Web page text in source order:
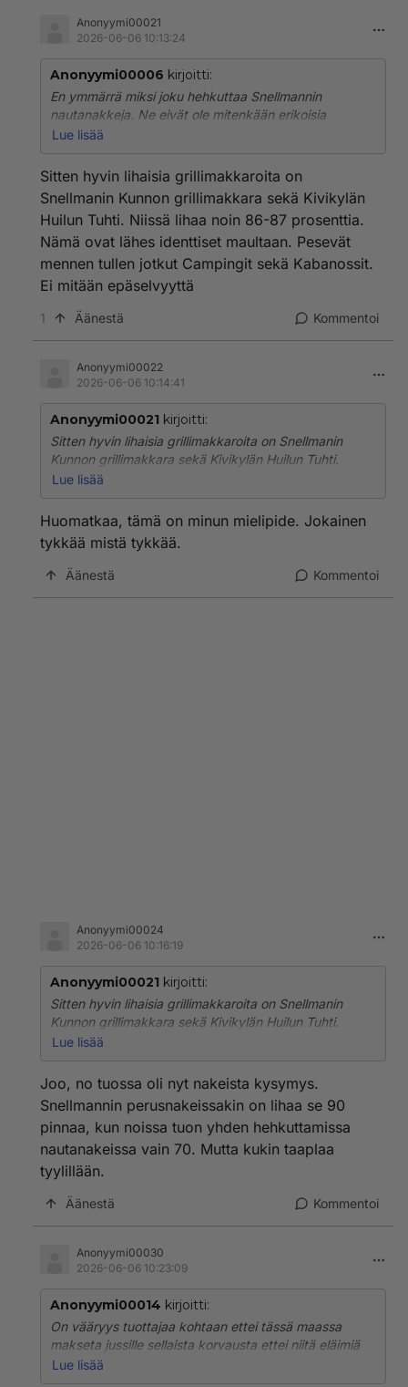
Anonyymi00021
2026-06-06 10:13:24
Anonyymi00006 kirjoitti:
En ymmärrä miksi joku hehkuttaa Snellmannin
nautanakkeja. Ne eivät ole mitenkään erikoisia
kategoriassaan, lihapitoisuuskin vaatimaton. Ehkä
ihan jees.
Lue lisää
Sitten hyvin lihaisia grillimakkaroita on
Snellmanin Kunnon grillimakkara sekä Kivikylän
Huilun Tuhti. Niissä lihaa noin 86-87 prosenttia.
Nämä ovat lähes identtiset maultaan. Pesevät
mennen tullen jotkut Campingit sekä Kabanossit.
Ei mitään epäselvyyttä
1 Äänestä Kommentoi
Anonyymi00022
2026-06-06 10:14:41
Anonyymi00021 kirjoitti:
Sitten hyvin lihaisia grillimakkaroita on Snellmanin
Kunnon grillimakkara sekä Kivikylän Huilun Tuhti.
Niissä lihaa noin 86-87 prosenttia. Nämä ovat lähes
Campingit sekä Kabanossit. Ei mitään epäselvyyttä
Lue lisää
Huomatkaa, tämä on minun mielipide. Jokainen
tykkää mistä tykkää.
Äänestä Kommentoi
Anonyymi00024
2026-06-06 10:16:19
Anonyymi00021 kirjoitti:
Sitten hyvin lihaisia grillimakkaroita on Snellmanin
Kunnon grillimakkara sekä Kivikylän Huilun Tuhti.
Niissä lihaa noin 86-87 prosenttia. Nämä ovat lähes
Campingit sekä Kabanossit. Ei mitään epäselvyyttä
Lue lisää
Joo, no tuossa oli nyt nakeista kysymys.
Snellmannin perusnakeissakin on lihaa se 90
pinnaa, kun noissa tuon yhden hehkuttamissa
nautanakeissa vain 70. Mutta kukin taaplaa
tyylillään.
Äänestä Kommentoi
Anonyymi00030
2026-06-06 10:23:09
Anonyymi00014 kirjoitti:
On vääryys tuottajaa kohtaan ettei tässä maassa
makseta jussille sellaista korvausta ettei niitä eläimiä
tarvitsisi myydä ulkomaille. Ahneet välikädet ovat
Lue lisää